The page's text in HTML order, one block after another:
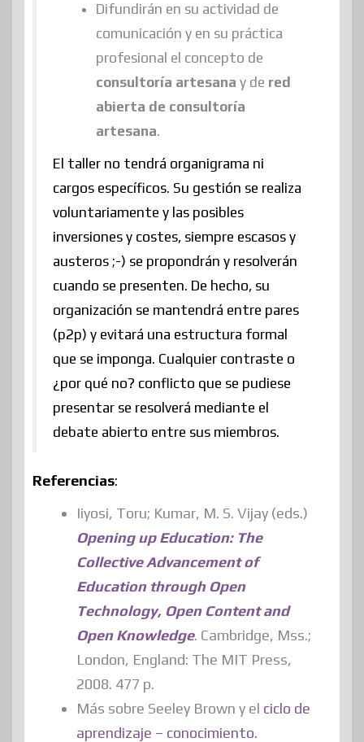
Difundirán en su actividad de
comunicación y en su práctica
profesional el concepto de
consultoría artesana y de red
abierta de consultoría
artesana.
El taller no tendrá organigrama ni
cargos específicos. Su gestión se realiza
voluntariamente y las posibles
inversiones y costes, siempre escasos y
austeros ;-) se propondrán y resolverán
cuando se presenten. De hecho, su
organización se mantendrá entre pares
(p2p) y evitará una estructura formal
que se imponga. Cualquier contraste o
¿por qué no? conflicto que se pudiese
presentar se resolverá mediante el
debate abierto entre sus miembros.
Referencias:
Iiyosi, Toru; Kumar, M. S. Vijay (eds.)
Opening up Education: The
Collective Advancement of
Education through Open
Technology, Open Content and
Open Knowledge. Cambridge, Mss.;
London, England: The MIT Press,
2008. 477 p.
Más sobre Seeley Brown y el ciclo de
aprendizaje – conocimiento.